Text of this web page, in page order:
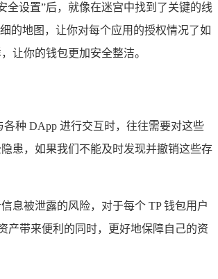
全设置”后，就像在迷宫中找到了关键的线
的地图，让你对每个应用的授权情况了如
让你的钱包更加安全整洁。
种 DApp 进行交互时，往往需要对这些
患，如果我们不能及时发现并撤销这些存
息被泄露的风险，对于每个 TP 钱包用户
产带来便利的同时，更好地保障自己的资